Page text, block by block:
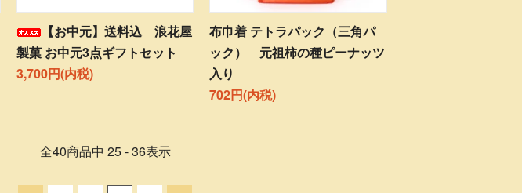
【お中元】送料込 浪花屋
製菓 お中元3点ギフトセット
3,700円(内税)
布巾着 テトラパック（三角パ
ック） 元祖柿の種ピーナッツ
入り
702円(内税)
全40商品中 25 - 36表示